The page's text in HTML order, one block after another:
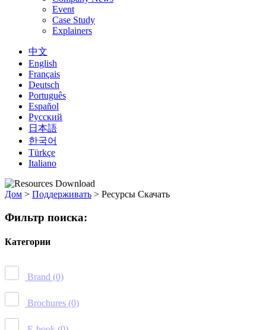
Event
Case Study
Explainers
中文
English
Français
Deutsch
Português
Español
Русский
日本語
한국어
Türkçe
Italiano
Дом > Поддерживать > Ресурсы Скачать
Фильтр поиска:
Категории
Brand (0)
Brochures (0)